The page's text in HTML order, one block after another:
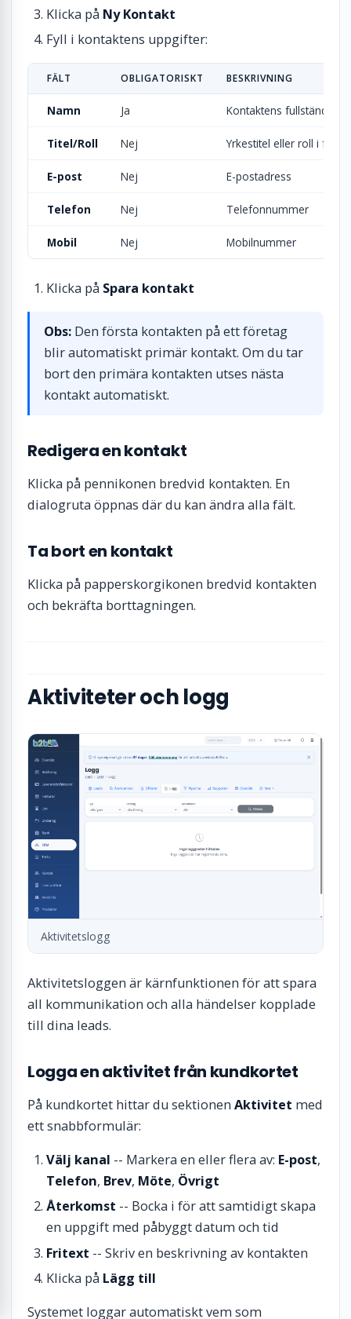
Klicka på Ny Kontakt
Fyll i kontaktens uppgifter:
FÄLT OBLIGATORISKT BESKRIVNING
Namn Ja Kontaktens fullständiga
Titel/Roll Nej Yrkestitel eller roll i
E-post Nej E-postadress
Telefon Nej Telefonnummer
Mobil Nej Mobilnummer
Klicka på Spara kontakt
Obs:Den första kontakten på ett företag
blir automatiskt primär kontakt. Om du tar
bort den primära kontakten utses nästa
kontakt automatiskt.
Redigera en kontakt
Klicka på pennikonen bredvid kontakten. En
dialogruta öppnas där du kan ändra alla fält.
Ta bort en kontakt
Klicka på papperskorgikonen bredvid kontakten
och bekräfta borttagningen.
Aktiviteter och logg
Aktivitetslogg
Aktivitetsloggen är kärnfunktionen för att spara
all kommunikation och alla händelser kopplade
till dina leads.
Logga en aktivitet från kundkortet
På kundkortet hittar du sektionen Aktivitet med
ett snabbformulär:
Välj kanal -- Markera en eller flera av: E-post,
Telefon, Brev, Möte, Övrigt
Återkomst -- Bocka i för att samtidigt skapa
en uppgift med påbyggt datum och tid
Fritext -- Skriv en beskrivning av kontakten
Klicka på Lägg till
Systemet loggar automatiskt vem som